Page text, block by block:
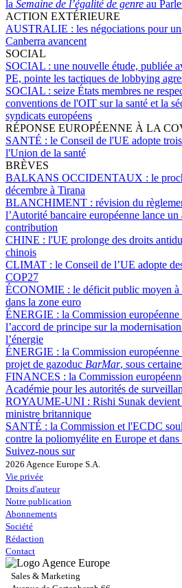
la Semaine de l’égalité de genre au
ACTION EXTÉRIEURE
AUSTRALIE : les négociations pour
Canberra avancent
SOCIAL
SOCIAL : une nouvelle étude, publiée
PE, pointe les tactiques de lobbying
SOCIAL : seize États membres ne
conventions de l'OIT sur la santé et la
syndicats européens
RÉPONSE EUROPÉENNE À LA
SANTÉ : le Conseil de l'UE adopte
l'Union de la santé
BRÈVES
BALKANS OCCIDENTAUX : le
décembre à Tirana
BLANCHIMENT : révision du
l’Autorité bancaire européenne lance un
contribution
CHINE : l'UE prolonge des droits
chinois
CLIMAT : le Conseil de l’UE adopte
COP27
ÉCONOMIE : le déficit public moyen à
dans la zone euro
ÉNERGIE : la Commission
l’accord de principe sur la
l’énergie
ÉNERGIE : la Commission
projet de gazoduc BarMar, sous
FINANCES : la Commission
Académie pour les autorités de
ROYAUME-UNI : Rishi Sunak
ministre britannique
SANTÉ : la Commission et l'ECDC
contre la poliomyélite en Europe et dans
Suivez-nous sur
2026 Agence Europe S.A.
Vie privée
Droits d'auteur
Notre publication
Abonnements
Société
Rédaction
Contact
Sales & Marketing